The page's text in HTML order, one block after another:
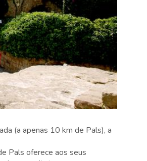
(a apenas 10 km de Pals), a
Pals oferece aos seus